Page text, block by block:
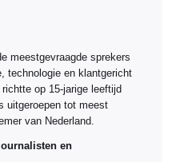
meestgevraagde sprekers
technologie en klantgericht
op 15-jarige leeftijd
uitgeroepen tot meest
van Nederland.
en